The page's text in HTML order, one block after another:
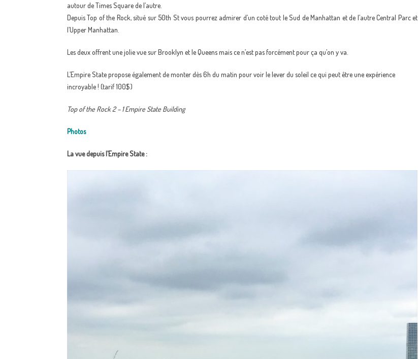
autour de Times Square de l’autre.
Depuis Top of the Rock, situé sur 50th St vous pourrez admirer d’un coté tout le Sud de Manhattan et de l’autre Central Parc et
l’Upper Manhattan.
Les deux offrent une jolie vue sur Brooklyn et le Queens mais ce n’est pas forcément pour ça qu’on y va.
L’Empire State propose également de monter dès 6h du matin pour voir le lever du soleil ce qui peut être une expérience
incroyable ! (tarif 100$)
Top of the Rock 2 – 1 Empire State Building
Photos
La vue depuis l’Empire State :